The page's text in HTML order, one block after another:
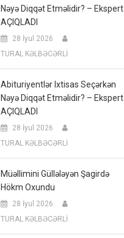
Nəyə Diqqət Etməlidir? – Ekspert
AÇIQLADI
28 İyul 2026
TURAL KƏLBƏCƏRLİ
Abituriyentlər Ixtisas Seçərkən
Nəyə Diqqət Etməlidir? – Ekspert
AÇIQLADI
28 İyul 2026
TURAL KƏLBƏCƏRLİ
Müəllimini Güllələyən Şagirdə
Hökm Oxundu
28 İyul 2026
TURAL KƏLBƏCƏRLİ